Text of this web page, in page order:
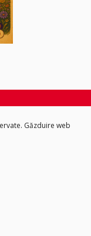
Găzduire web